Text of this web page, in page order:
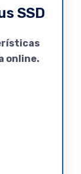
SSD
online.